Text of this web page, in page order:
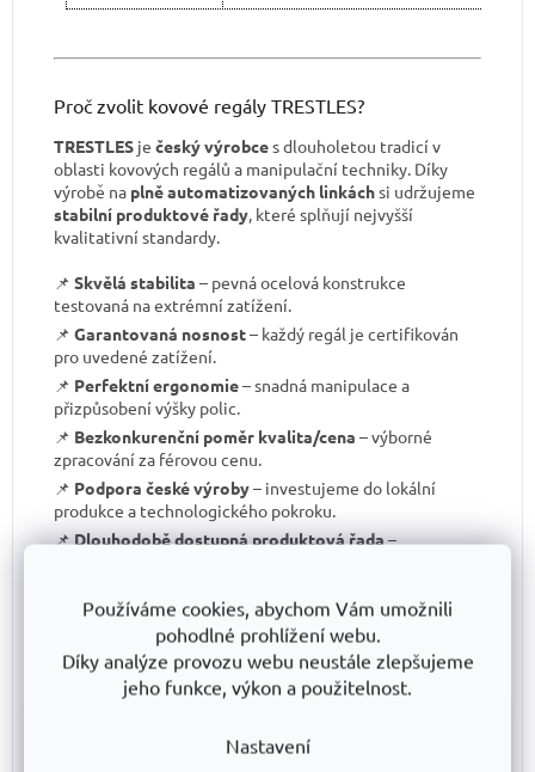
Používáme cookies, abychom Vám umožnili
pohodlné prohlížení webu.
Díky analýze provozu webu neustále zlepšujeme
jeho funkce, výkon a použitelnost.
Nastavení
Proč zvolit kovové regály TRESTLES?
TRESTLES je český výrobces dlouholetou tradicí v
oblasti kovových regálů a manipulační techniky. Díky
výrobě na plně automatizovaných linkáchsi udržujeme
stabilní produktové řady, které splňují nejvyšší
kvalitativní standardy.
📌 Skvělá stabilita – pevná ocelová konstrukce
testovaná na extrémní zatížení.
📌 Garantovaná nosnost– každý regál je certifikován
pro uvedené zatížení.
📌 Perfektní ergonomie– snadná manipulace a
přizpůsobení výšky polic.
📌 Bezkonkurenční poměr kvalita/cena – výborné
zpracování za férovou cenu.
📌 Podpora české výroby– investujeme do lokální
produkce a technologického pokroku.
📌Dlouhodobě dostupná produktová řada–
S TRESTLESsi pořizujete nejenspolehlivý regál, ale i
záruku kvality a dlouhodobé dostupnosti produktů
potřebujete větší množství?